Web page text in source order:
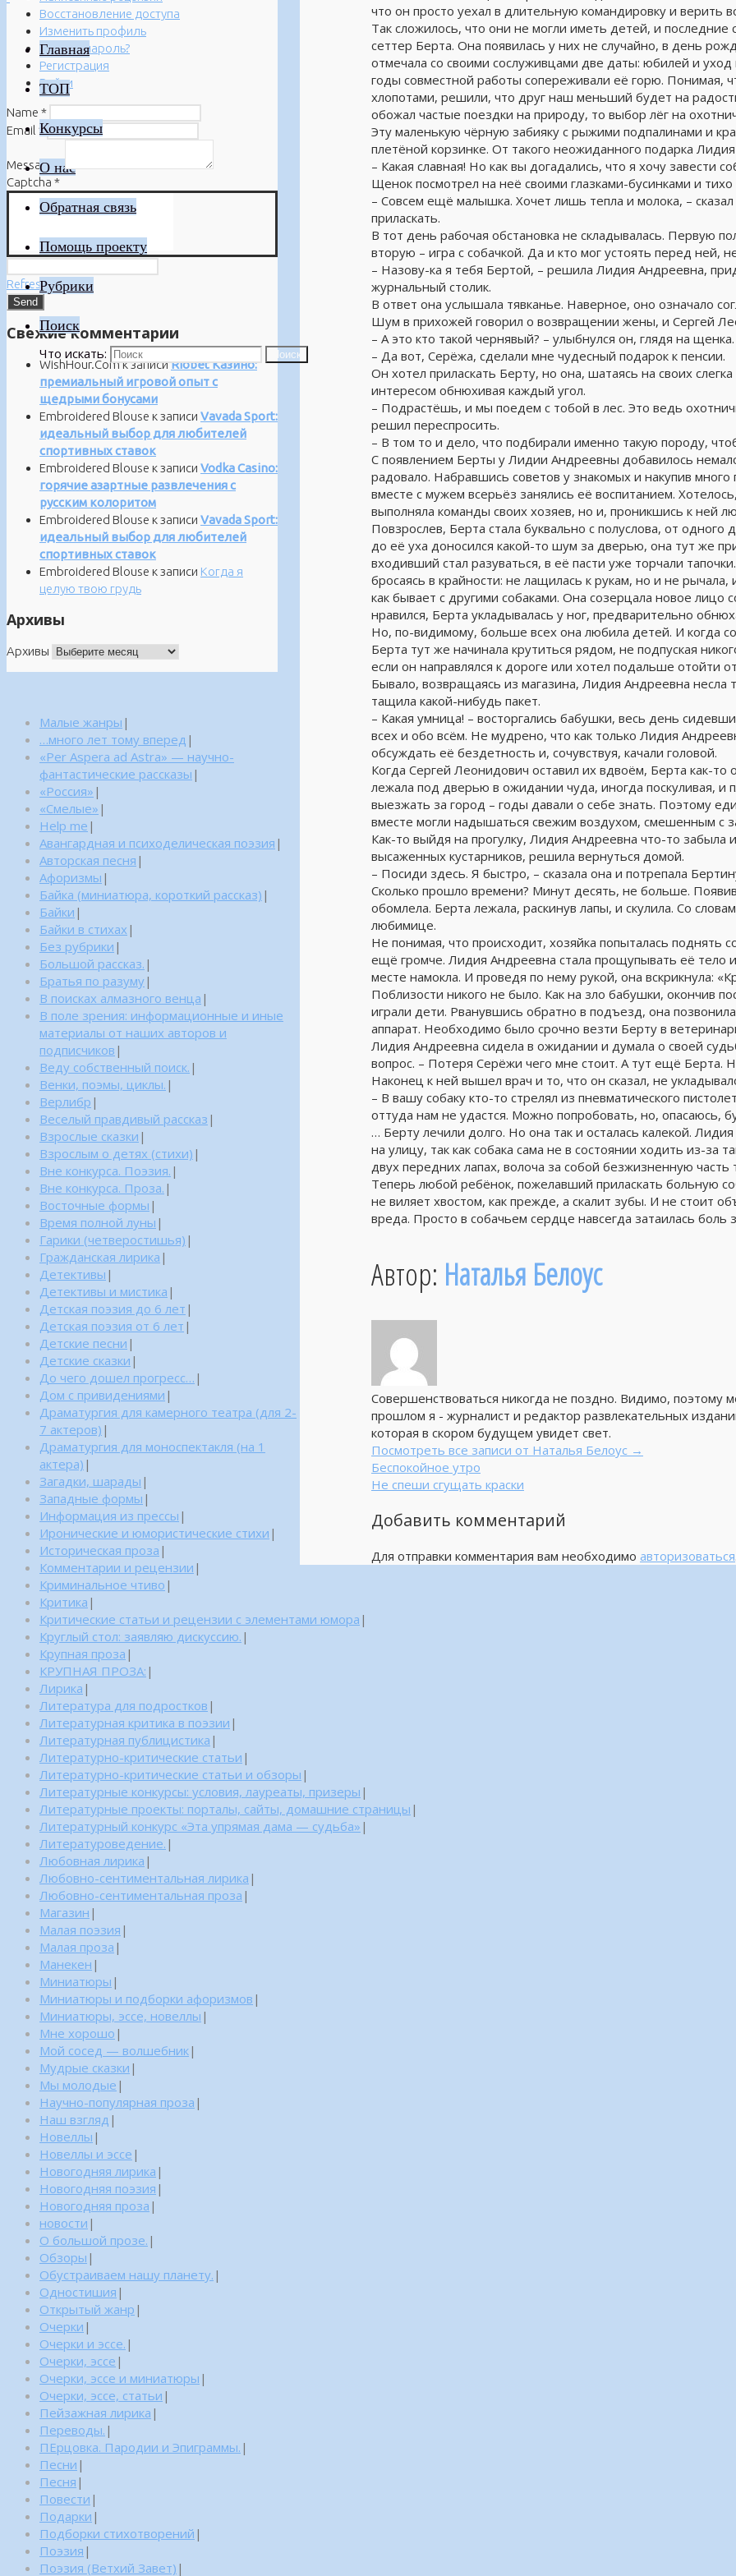
Главная
ТОП
Конкурсы
О нас
Обратная связь
Помощь проекту
Рубрики
Поиск
Что искать: Поиск
что он просто уехал в длительную командировку и верить
Так сложилось, что они не могли иметь детей, и последние
сеттер Берта. Она появилась у них не случайно, в день
отмечала со своими сослуживцами две даты: юбилей и
годы совместной работы сопереживали её горю. Понимая,
хлопотами, решили, что друг наш меньший будет на
обожал частые поездки на природу, то выбор лёг на
Эту маленькую чёрную забияку с рыжими подпалинами и
плетёной корзинке. От такого неожиданного подарка
– Какая славная! Но как вы догадались, что я хочу завести
Щенок посмотрел на неё своими глазками-бусинками и тихо
– Совсем ещё малышка. Хочет лишь тепла и молока, –
приласкать.
В тот день рабочая обстановка не складывалась. Первую
вторую – игра с собачкой. Да и кто мог устоять перед ней,
– Назову-ка я тебя Бертой, – решила Лидия Андреевна,
журнальный столик.
В ответ она услышала тявканье. Наверное, оно означало
Шум в прихожей говорил о возвращении жены, и Сергей
– А это кто такой чернявый? – улыбнулся он, глядя на щенка.
– Да вот, Серёжа, сделали мне чудесный подарок к пенсии.
Он хотел приласкать Берту, но она, шатаясь на своих
интересом обнюхивая каждый угол.
– Подрастёшь, и мы поедем с тобой в лес. Это ведь
решил переспросить.
– В том то и дело, что подбирали именно такую породу,
С появлением Берты у Лидии Андреевны добавилось
радовало. Набравшись советов у знакомых и накупив
вместе с мужем всерьёз занялись её воспитанием.
выполняла команды своих хозяев, но и, проникшись к ней
Повзрослев, Берта стала буквально с полуслова, от
до её уха доносился какой-то шум за дверью, она тут же
входивший стал разуваться, в её пасти уже торчали
бросаясь в крайности: не лащилась к рукам, но и не
как бывает с другими собаками. Она созерцала новое лицо
нравился, Берта укладывалась у ног, предварительно
Но, по-видимому, больше всех она любила детей. И когда
Берта тут же начинала крутиться рядом, не подпуская
если он направлялся к дороге или хотел подальше отойти
Бывало, возвращаясь из магазина, Лидия Андреевна несла
тащила какой-нибудь пакет.
– Какая умница! – восторгались бабушки, весь день
всех и обо всём. Не мудрено, что как только Лидия
обсуждать её бездетность и, сочувствуя, качали головой.
Когда Сергей Леонидович оставил их вдвоём, Берта как-
лежала под дверью в ожидании чуда, иногда поскуливая, и
выезжать за город – годы давали о себе знать. Поэтому
вместе могли надышаться свежим воздухом, смешенным с
Как-то выйдя на прогулку, Лидия Андреевна что-то забыла
высаженных кустарников, решила вернуться домой.
– Посиди здесь. Я быстро, – сказала она и потрепала
Сколько прошло времени? Минут десять, не больше.
обомлела. Берта лежала, раскинув лапы, и скулила. Со
любимице.
Не понимая, что происходит, хозяйка попыталась поднять
ещё громче. Лидия Андреевна стала прощупывать её тело
месте намокла. И проведя по нему рукой, она вскрикнула:
Поблизости никого не было. Как на зло бабушки, окончив
играли дети. Рванувшись обратно в подъезд, она
аппарат. Необходимо было срочно везти Берту в
Лидия Андреевна сидела в ожидании и думала о своей
вопрос. – Потеря Серёжи чего мне стоит. А тут ещё Берта.
Наконец к ней вышел врач и то, что он сказал, не
– В вашу собаку кто-то стрелял из пневматического
оттуда нам не удастся. Можно попробовать, но, опасаюсь,
… Берту лечили долго. Но она так и осталась калекой.
на улицу, так как собака сама не в состоянии ходить из-за
двух передних лапах, волоча за собой безжизненную часть
Теперь любой ребёнок, пожелавший приласкать больную
не виляет хвостом, как прежде, а скалит зубы. И не стоит
вреда. Просто в собачьем сердце навсегда затаилась
Автор: Наталья Белоус
Совершенствоваться никогда не поздно. Видимо, поэтому
прошлом я - журналист и редактор развлекательных
которая в скором будущем увидет свет.
Посмотреть все записи от Наталья Белоус →
Беспокойное утро
Не спеши сгущать краски
Добавить комментарий
Для отправки комментария вам необходимо авторизоваться
Восстановление доступа
Изменить профиль
Забыли пароль?
Регистрация
Войти
Name *
Email *
Message*
Captcha *
Refresh
Свежие комментарии
WishHour.Comк записиRiobet Казино:
премиальный игровой опыт с
щедрыми бонусами
Embroidered Blouse к записи Vavada Sport:
идеальный выбор для любителей
спортивных ставок
Embroidered Blouse к записи Vodka Casino:
горячие азартные развлечения с
русским колоритом
Embroidered Blouse к записи Vavada Sport:
идеальный выбор для любителей
спортивных ставок
Embroidered Blouse к записи Когда я
целую твою грудь
Архивы
Архивы
Малые жанры |
…много лет тому вперед |
«Per Aspera ad Astra» — научно-
фантастические рассказы |
«Россия» |
«Смелые» |
Help me |
Авангардная и психоделическая поэзия |
Авторская песня |
Афоризмы |
Байка (миниатюра, короткий рассказ) |
Байки |
Байки в стихах |
Без рубрики |
Большой рассказ. |
Братья по разуму|
В поисках алмазного венца |
В поле зрения: информационные и иные
материалы от наших авторов и
подписчиков |
Веду собственный поиск. |
Венки, поэмы, циклы. |
Верлибр |
Веселый правдивый рассказ |
Взрослые сказки |
Взрослым о детях (стихи) |
Вне конкурса. Поэзия. |
Вне конкурса. Проза. |
Восточные формы |
Время полной луны |
Гарики (четверостишья) |
Гражданская лирика |
Детективы |
Детективы и мистика |
Детская поэзия до 6 лет |
Детская поэзия от 6 лет |
Детские песни |
Детские сказки |
До чего дошел прогресс… |
Дом с привидениями |
Драматургия для камерного театра (для 2-
7 актеров) |
Драматургия для моноспектакля (на 1
актера) |
Загадки, шарады |
Западные формы |
Информация из прессы |
Иронические и юмористические стихи |
Историческая проза |
Комментарии и рецензии |
Криминальное чтиво |
Критика |
Критические статьи и рецензии с элементами юмора |
Круглый стол: заявляю дискуссию. |
Крупная проза |
КРУПНАЯ ПРОЗА: |
Лирика |
Литература для подростков |
Литературная критика в поэзии |
Литературная публицистика |
Литературно-критические статьи |
Литературно-критические статьи и обзоры |
Литературные конкурсы: условия, лауреаты, призеры |
Литературные проекты: порталы, сайты, домашние страницы |
Литературный конкурс «Эта упрямая дама — судьба» |
Литературоведение. |
Любовная лирика |
Любовно-сентиментальная лирика |
Любовно-сентиментальная проза |
Магазин |
Малая поэзия |
Малая проза |
Манекен |
Миниатюры |
Миниатюры и подборки афоризмов |
Миниатюры, эссе, новеллы |
Мне хорошо |
Мой сосед — волшебник|
Мудрые сказки |
Мы молодые |
Научно-популярная проза |
Наш взгляд |
Новеллы |
Новеллы и эссе |
Новогодняя лирика |
Новогодняя поэзия |
Новогодняя проза |
новости |
О большой прозе. |
Обзоры |
Обустраиваем нашу планету. |
Одностишия |
Открытый жанр |
Очерки |
Очерки и эссе. |
Очерки, эссе |
Очерки, эссе и миниатюры |
Очерки, эссе, статьи |
Пейзажная лирика |
Переводы. |
ПЕрцовка. Пародии и Эпиграммы. |
Песни |
Песня |
Повести |
Подарки |
Подборки стихотворений |
Поэзия |
Поэзия (Ветхий Завет) |